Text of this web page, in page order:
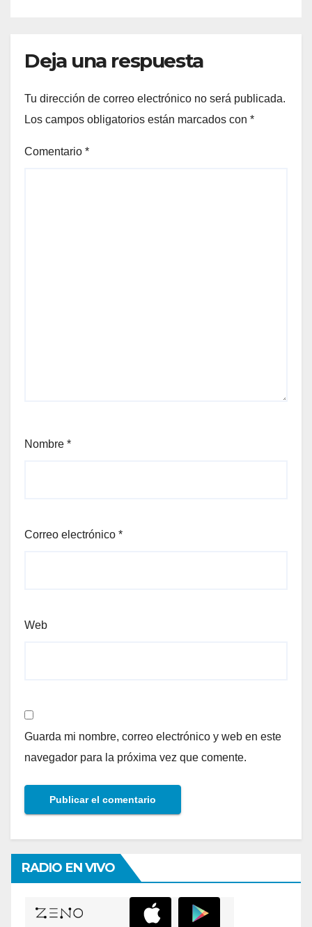
Deja una respuesta
Tu dirección de correo electrónico no será publicada.
Los campos obligatorios están marcados con *
Comentario *
Nombre *
Correo electrónico *
Web
Guarda mi nombre, correo electrónico y web en este
navegador para la próxima vez que comente.
RADIO EN VIVO